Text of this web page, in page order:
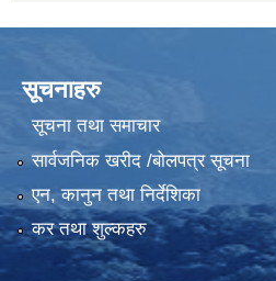
सूचनाहरु
सूचना तथा समाचार
सार्वजनिक खरीद /बोलपत्र सूचना
एन, कानुन तथा निर्देशिका
कर तथा शुल्कहरु